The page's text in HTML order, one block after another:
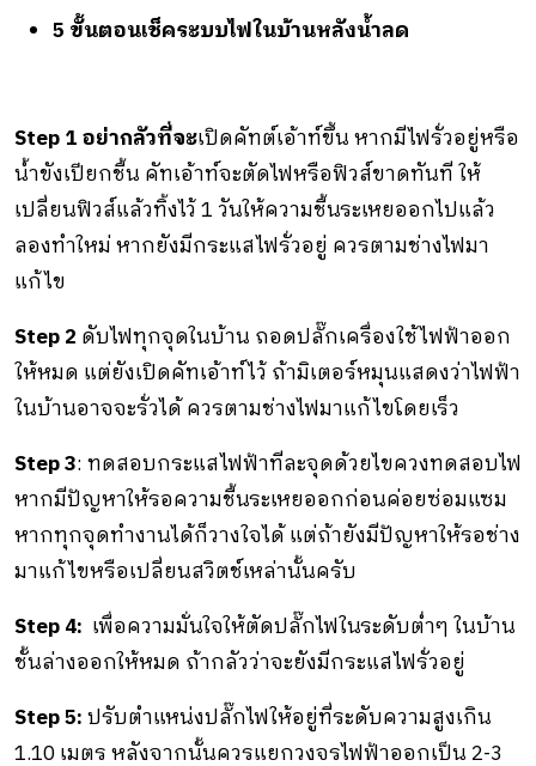
5 ขั้นตอนเช็คระบบไฟในบ้านหลังน้ำลด
Step 1 อย่ากลัวที่จะเปิดคัทต์เอ้าท์ขึ้น หากมีไฟรั่วอยู่หรือ
น้ำขังเปียกชื้น คัทเอ้าท์จะตัดไฟหรือฟิวส์ขาดทันทีให้
เปลี่ยนฟิวส์แล้วทิ้งไว้1วันให้ความชื้นระเหยออกไปแล้ว
ลองทำใหม่ หากยังมีกระแสไฟรั่วอยู่ ควรตามช่างไฟมา
แก้ไข
Step 2 ดับไฟทุกจุดในบ้าน ถอดปลั๊กเครื่องใช้ไฟฟ้าออก
ให้หมด แต่ยังเปิดคัทเอ้าท์ไว้ ถ้ามิเตอร์หมุนแสดงว่าไฟฟ้า
ในบ้านอาจจะรั่วได้ ควรตามช่างไฟมาแก้ไขโดยเร็ว
Step 3: ทดสอบกระแสไฟฟ้าทีละจุดด้วยไขควงทดสอบไฟ
หากมีปัญหาให้รอความชื้นระเหยออกก่อนค่อยซ่อมแซม
หากทุกจุดทำงานได้ก็วางใจได้ แต่ถ้ายังมีปัญหาให้รอช่าง
มาแก้ไขหรือเปลี่ยนสวิตช์เหล่านั้นครับ
Step 4: เพื่อความมั่นใจให้ตัดปลั๊กไฟในระดับต่ำๆ ในบ้าน
ชั้นล่างออกให้หมด ถ้ากลัวว่าจะยังมีกระแสไฟรั่วอยู่
Step 5:ปรับตำแหน่งปลั๊กไฟให้อยู่ที่ระดับความสูงเกิน
1.10เมตร หลังจากนั้นควรแยกวงจรไฟฟ้าออกเป็น 2-3